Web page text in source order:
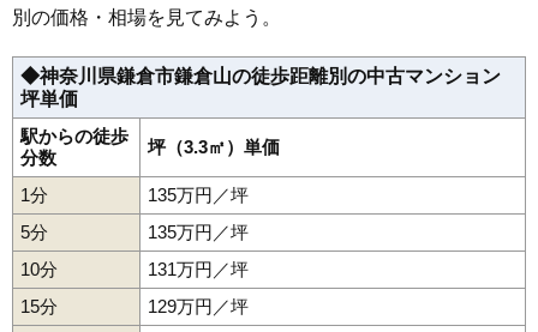
別の価格・相場を見てみよう。
◆神奈川県鎌倉市鎌倉山の徒歩距離別の中古マンション
坪単価
駅からの徒歩
分数
坪（3.3㎡）単価
1分
135万円／坪
5分
135万円／坪
10分
131万円／坪
15分
129万円／坪